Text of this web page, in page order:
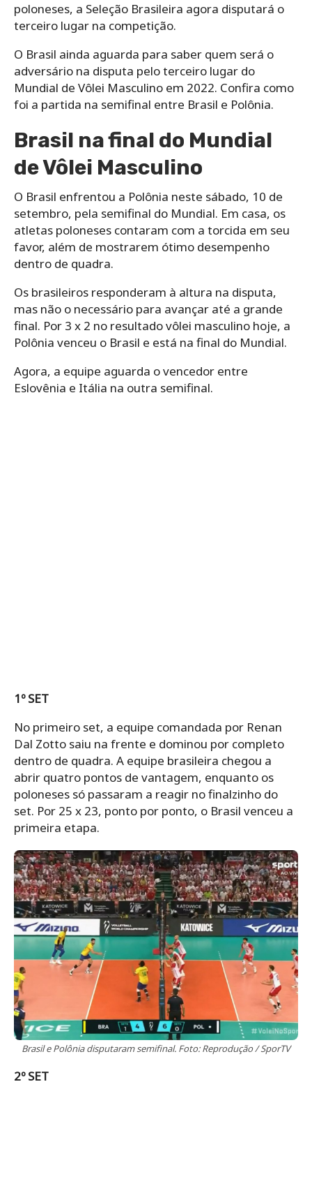
poloneses, a Seleção Brasileira agora disputará o
terceiro lugar na competição.
O Brasil ainda aguarda para saber quem será o
adversário na disputa pelo terceiro lugar do
Mundial de Vôlei Masculino em 2022. Confira como
foi a partida na semifinal entre Brasil e Polônia.
Brasil na final do Mundial
de Vôlei Masculino
O Brasil enfrentou a Polônia neste sábado, 10 de
setembro, pela semifinal do Mundial. Em casa, os
atletas poloneses contaram com a torcida em seu
favor, além de mostrarem ótimo desempenho
dentro de quadra.
Os brasileiros responderam à altura na disputa,
mas não o necessário para avançar até a grande
final. Por 3 x 2 no resultado vôlei masculino hoje, a
Polônia venceu o Brasil e está na final do Mundial.
Agora, a equipe aguarda o vencedor entre
Eslovênia e Itália na outra semifinal.
1º SET
No primeiro set, a equipe comandada por Renan
Dal Zotto saiu na frente e dominou por completo
dentro de quadra. A equipe brasileira chegou a
abrir quatro pontos de vantagem, enquanto os
poloneses só passaram a reagir no finalzinho do
set. Por 25 x 23, ponto por ponto, o Brasil venceu a
primeira etapa.
Brasil e Polônia disputaram semifinal. Foto: Reprodução / SporTV
2º SET